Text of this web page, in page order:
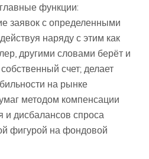
функции:
заявок с определенными
наряду с этим как
другими словами берёт и
счет; делает
на рынке
методом компенсации
дисбалансов спроса
фигурой на фондовой